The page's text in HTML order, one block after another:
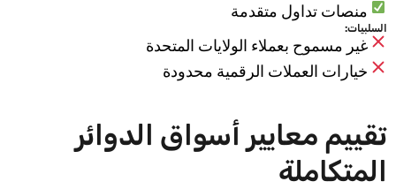
منصات تداول متقدمة
السلبيات:
غير مسموح بعملاء الولايات المتحدة
خيارات العملات الرقمية محدودة
تقييم معايير أسواق الدوائر
المتكاملة